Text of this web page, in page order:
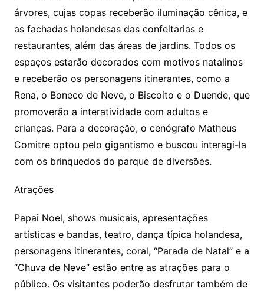
árvores, cujas copas receberão iluminação cênica, e
as fachadas holandesas das confeitarias e
restaurantes, além das áreas de jardins. Todos os
espaços estarão decorados com motivos natalinos
e receberão os personagens itinerantes, como a
Rena, o Boneco de Neve, o Biscoito e o Duende, que
promoverão a interatividade com adultos e
crianças. Para a decoração, o cenógrafo Matheus
Comitre optou pelo gigantismo e buscou interagi-la
com os brinquedos do parque de diversões.
Atrações
Papai Noel, shows musicais, apresentações
artísticas e bandas, teatro, dança típica holandesa,
personagens itinerantes, coral, “Parada de Natal” e a
“Chuva de Neve” estão entre as atrações para o
público. Os visitantes poderão desfrutar também de